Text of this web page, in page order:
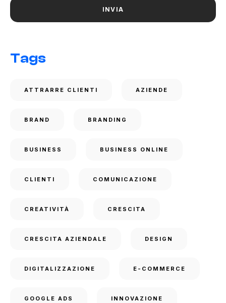
Tags
ATTRARRE CLIENTI AZIENDE
BRAND BRANDING
BUSINESS BUSINESS ONLINE
CLIENTI COMUNICAZIONE
CREATIVITÀ CRESCITA
CRESCITA AZIENDALE DESIGN
DIGITALIZZAZIONE E-COMMERCE
GOOGLE ADS INNOVAZIONE